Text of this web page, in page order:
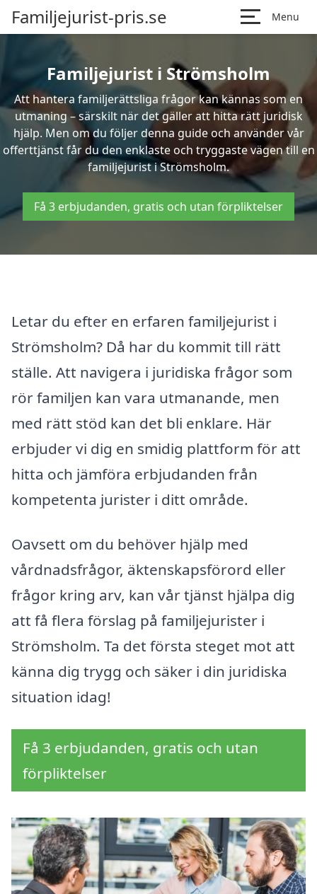
Familjejurist-pris.se Menu
Familjejurist i Strömsholm
Att hantera familjerättsliga frågor kan kännas som en
utmaning – särskilt när det gäller att hitta rätt juridisk
hjälp. Men om du följer denna guide och använder vår
offerttjänst får du den enklaste och tryggaste vägen till en
familjejurist i Strömsholm.
Få 3 erbjudanden, gratis och utan förpliktelser
Letar du efter en erfaren familjejurist i
Strömsholm? Då har du kommit till rätt
ställe. Att navigera i juridiska frågor som
rör familjen kan vara utmanande, men
med rätt stöd kan det bli enklare. Här
erbjuder vi dig en smidig plattform för att
hitta och jämföra erbjudanden från
kompetenta jurister i ditt område.
Oavsett om du behöver hjälp med
vårdnadsfrågor, äktenskapsförord eller
frågor kring arv, kan vår tjänst hjälpa dig
att få flera förslag på familjejurister i
Strömsholm. Ta det första steget mot att
känna dig trygg och säker i din juridiska
situation idag!
Få 3 erbjudanden, gratis och utan
förpliktelser